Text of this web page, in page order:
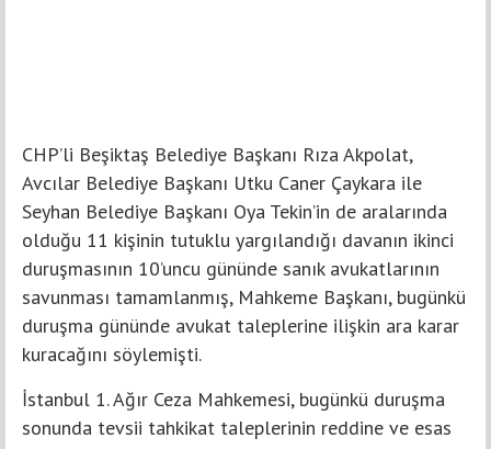
CHP’li Beşiktaş Belediye Başkanı Rıza Akpolat,
Avcılar Belediye Başkanı Utku Caner Çaykara ile
Seyhan Belediye Başkanı Oya Tekin’in de aralarında
olduğu 11 kişinin tutuklu yargılandığı davanın ikinci
duruşmasının 10’uncu gününde sanık avukatlarının
savunması tamamlanmış, Mahkeme Başkanı, bugünkü
duruşma gününde avukat taleplerine ilişkin ara karar
kuracağını söylemişti.
İstanbul 1. Ağır Ceza Mahkemesi, bugünkü duruşma
sonunda tevsii tahkikat taleplerinin reddine ve esas